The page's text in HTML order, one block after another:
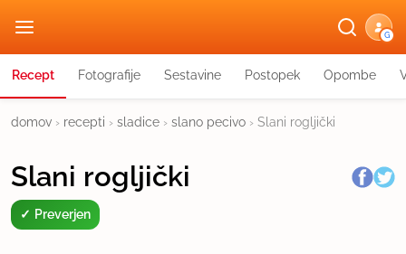
G
Recept Fotografije Sestavine Postopek Opombe
domov › recepti › sladice › slano pecivo › Slani rogljički
Slani rogljički
Preverjen